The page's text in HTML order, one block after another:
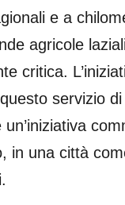
e a
agricole
critica.
servizio
in una città